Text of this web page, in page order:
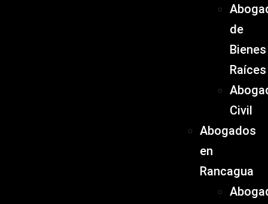
de
Bienes
Raíces
Civil
Abogados
en
Rancagua